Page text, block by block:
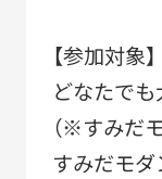
【参加対象】
どなたでも
（※すみだ
すみだモ